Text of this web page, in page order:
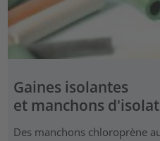
Gaines isolantes
et manchons
Des manchons chloroprène